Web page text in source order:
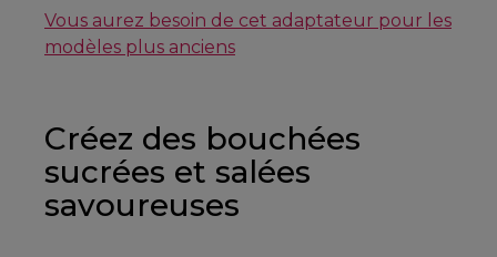
Vous aurez besoin de cet adaptateur pour les
modèles plus anciens
Créez des bouchées
sucrées et salées
savoureuses